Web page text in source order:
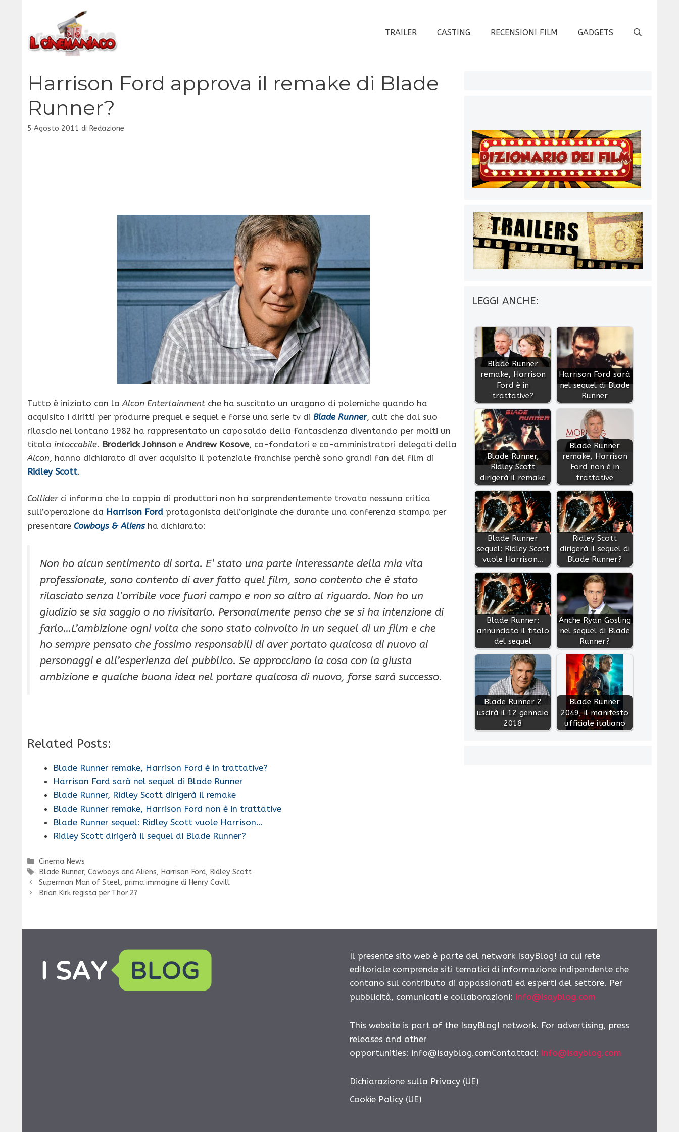
contenuto
TRAILER CASTING RECENSIONI FILM GADGETS
Harrison Ford approva il remake di Blade
Runner?
5 Agosto 2011 di Redazione
Tutto è iniziato con la Alcon Entertainment che ha suscitato un uragano di polemiche quando ha
acquisito i diritti per produrre prequel e sequel e forse una serie tv di Blade Runner, cult che dal suo
rilascio nel lontano 1982 ha rappresentato un caposaldo della fantascienza diventando per molti un
titolo intoccabile. Broderick Johnson e Andrew Kosove, co-fondatori e co-amministratori delegati della
Alcon, hanno dichiarato di aver acquisito il potenziale franchise perchè sono grandi fan del film di
Ridley Scott.
Colliderci informa che la coppia di produttori non ha sorprendentemente trovato nessuna critica
sull’operazione da Harrison Ford protagonista dell’originale che durante una conferenza stampa per
presentare Cowboys & Aliens ha dichiarato:
Non ho alcun sentimento di sorta. E’ stato una parte interessante della mia vita
professionale, sono contento di aver fatto quel film, sono contento che è stato
rilasciato senza l’orribile voce fuori campo e non so altro al riguardo. Non ho un
giudizio se sia saggio o no rivisitarlo. Personalmente penso che se si ha intenzione di
farlo…L’ambizione ogni volta che sono stato coinvolto in un sequel di un film e che
ho sempre pensato che fossimo responsabili di aver portato qualcosa di nuovo ai
personaggi e all’esperienza del pubblico. Se approcciano la cosa con la giusta
ambizione e qualche buona idea nel portare qualcosa di nuovo, forse sarà successo.
Related Posts:
Blade Runner remake, Harrison Ford è in trattative?
Harrison Ford sarà nel sequel di Blade Runner
Blade Runner, Ridley Scott dirigerà il remake
Blade Runner remake, Harrison Ford non è in trattative
Blade Runner sequel: Ridley Scott vuole Harrison…
Ridley Scott dirigerà il sequel di Blade Runner?
Categorie
Cinema News
Tag
Blade Runner,Cowboys and Aliens, Harrison Ford, Ridley Scott
Superman Man of Steel, prima immagine di Henry Cavill
Brian Kirk regista per Thor 2?
LEGGI ANCHE:
Blade Runner
remake, Harrison
Ford è in
trattative?
Harrison Ford sarà
nel sequel di Blade
Runner
Blade Runner,
Ridley Scott
dirigerà il remake
Blade Runner
remake, Harrison
Ford non è in
trattative
Blade Runner
sequel: Ridley Scott
vuole Harrison…
Ridley Scott
dirigerà il sequel di
Blade Runner?
Blade Runner:
annunciato il titolo
del sequel
Anche Ryan Gosling
nel sequel di Blade
Runner?
Blade Runner 2
uscirà il 12 gennaio
2018
Blade Runner
2049, il manifesto
ufficiale italiano
Il presente sito web è parte del network IsayBlog! la cui rete
editoriale comprende siti tematici di informazione indipendente che
contano sul contributo di appassionati ed esperti del settore. Per
pubblicità, comunicati e collaborazioni: info@isayblog.com
This website is part of the IsayBlog! network. For advertising, press
releases and other
opportunities: info@isayblog.comContattaci: info@isayblog.com
Dichiarazione sulla Privacy (UE)
Cookie Policy (UE)